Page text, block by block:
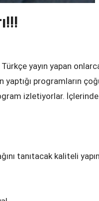
yayın yapan
yaptığı programların
izletiyorlar.
tanıtacak kaliteli
-